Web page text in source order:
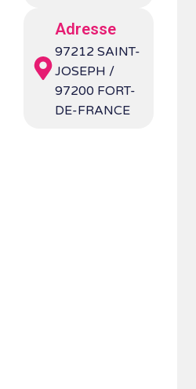
Adresse
97212 SAINT-
JOSEPH /
97200 FORT-
DE-FRANCE